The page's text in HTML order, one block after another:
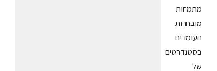
מתמחות
מובחרות
העומדים
בסטנדרטים
של